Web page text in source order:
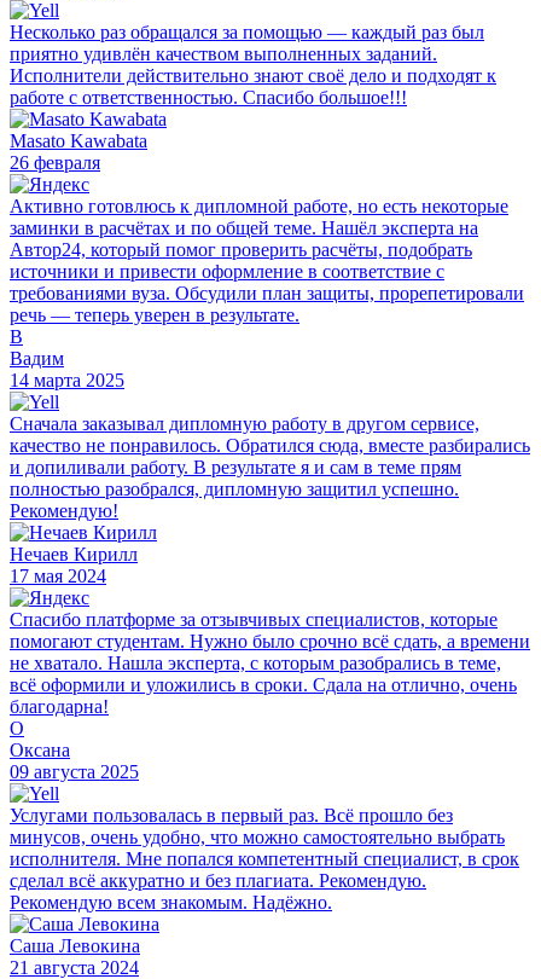
Несколько раз обращался за помощью — каждый раз был
приятно удивлён качеством выполненных заданий.
Исполнители действительно знают своё дело и подходят к
работе с ответственностью. Спасибо большое!!!
Masato Kawabata
26 февраля
Активно готовлюсь к дипломной работе, но есть некоторые
заминки в расчётах и по общей теме. Нашёл эксперта на
Автор24, который помог проверить расчёты, подобрать
источники и привести оформление в соответствие с
требованиями вуза. Обсудили план защиты, прорепетировали
речь — теперь уверен в результате.
В
Вадим
14 марта 2025
Сначала заказывал дипломную работу в другом сервисе,
качество не понравилось. Обратился сюда, вместе разбирались
и допиливали работу. В результате я и сам в теме прям
полностью разобрался, дипломную защитил успешно.
Рекомендую!
Нечаев Кирилл
17 мая 2024
Спасибо платформе за отзывчивых специалистов, которые
помогают студентам. Нужно было срочно всё сдать, а времени
не хватало. Нашла эксперта, с которым разобрались в теме,
всё оформили и уложились в сроки. Сдала на отлично, очень
благодарна!
О
Оксана
09 августа 2025
Услугами пользовалась в первый раз. Всё прошло без
минусов, очень удобно, что можно самостоятельно выбрать
исполнителя. Мне попался компетентный специалист, в срок
сделал всё аккуратно и без плагиата. Рекомендую.
Рекомендую всем знакомым. Надёжно.
Саша Левокина
21 августа 2024